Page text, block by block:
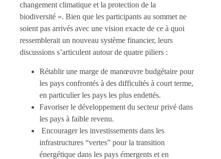
changement climatique et la protection de la
biodiversité ». Bien que les participants au sommet ne
soient pas arrivés avec une vision exacte de ce à quoi
ressemblerait un nouveau système financier, leurs
discussions s’articulent autour de quatre piliers :
Rétablir une marge de manœuvre budgétaire pour
les pays confrontés à des difficultés à court terme,
en particulier les pays les plus endettés.
Favoriser le développement du secteur privé dans
les pays à faible revenu.
Encourager les investissements dans les
infrastructures “vertes” pour la transition
énergétique dans les pays émergents et en